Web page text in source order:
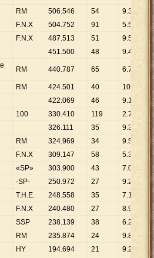
RM 506.546 54 9.380
F.N.X 504.752 91 5.547
F.N.X 487.513 51 9.559
451.500 48 9.406
RM 440.787 65 6.781
RM 424.501 40 10
613
422.069 46 9.175
100 330.410 119 2.777
326.111 35 9.317
RM 324.969 34 9.558
F.N.X 309.147 58 5.330
«SP» 303.900 43 7.067
-SP- 250.972 27 9.295
T.H.E. 248.558 35 7.102
F.N.X 240.480 27 8.907
SSP 238.139 38 6.267
RM 235.874 24 9.828
HY 194.694 21 9.271